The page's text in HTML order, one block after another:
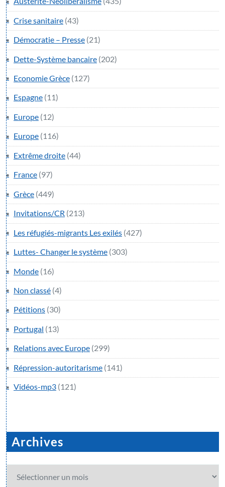
Crise sanitaire (43)
Démocratie – Presse (21)
Dette-Système bancaire (202)
Economie Grèce (127)
Espagne (11)
Europe (12)
Europe (116)
Extrême droite (44)
France (97)
Grèce (449)
Invitations/CR (213)
Les réfugiés-migrants Les exilés (427)
Luttes- Changer le système (303)
Monde (16)
Non classé (4)
Pétitions (30)
Portugal (13)
Relations avec Europe (299)
Répression-autoritarisme (141)
Vidéos-mp3 (121)
Archives
Archives